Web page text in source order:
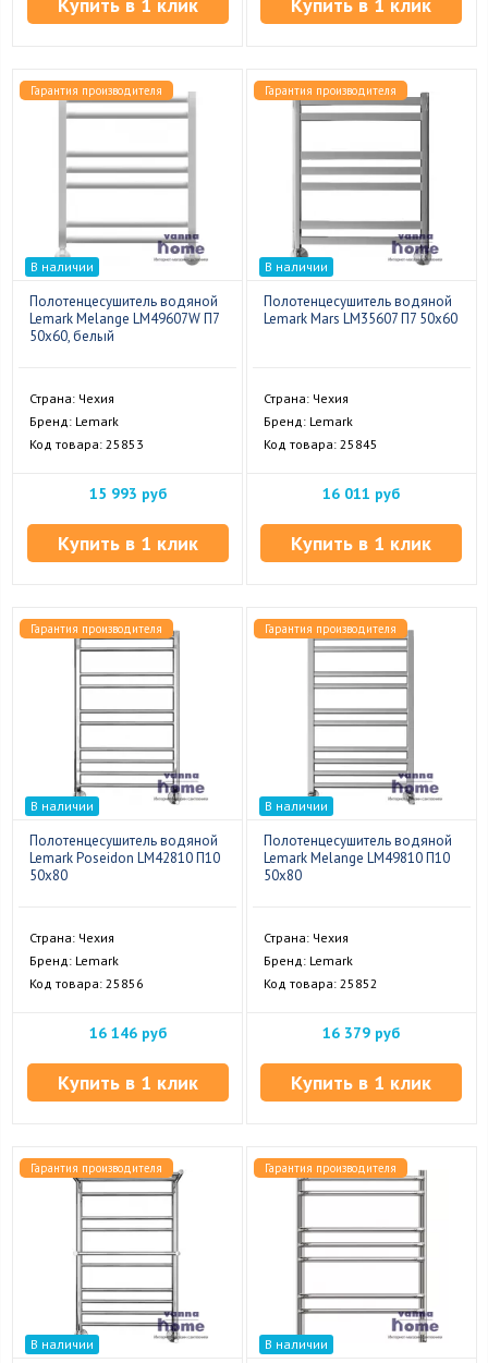
Гарантия производителя
В наличии
Полотенцесушитель водяной
Lemark Melange LM49607W П7
50x60, белый
Страна: Чехия
Бренд: Lemark
Код товара: 25853
15 993 руб
Купить в 1 клик
Гарантия производителя
В наличии
Полотенцесушитель водяной
Lemark Mars LM35607 П7 50x60
Страна: Чехия
Бренд: Lemark
Код товара: 25845
16 011 руб
Купить в 1 клик
Гарантия производителя
В наличии
Полотенцесушитель водяной
Lemark Poseidon LM42810 П10
50x80
Страна: Чехия
Бренд: Lemark
Код товара: 25856
16 146 руб
Купить в 1 клик
Гарантия производителя
В наличии
Полотенцесушитель водяной
Lemark Melange LM49810 П10
50x80
Страна: Чехия
Бренд: Lemark
Код товара: 25852
16 379 руб
Купить в 1 клик
Гарантия производителя
В наличии
Гарантия производителя
В наличии